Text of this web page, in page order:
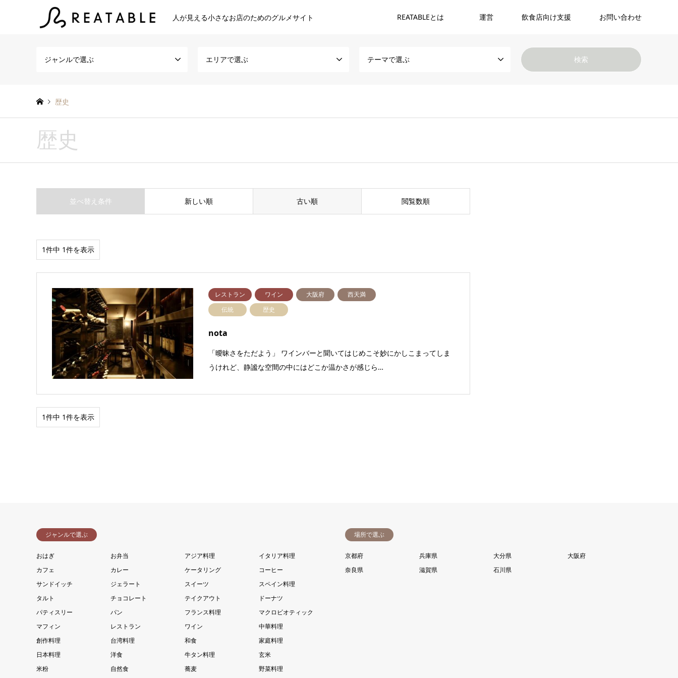
人が見える小さなお店のためのグルメサイト REATABLEとは 運営 飲食店向け支援 お問い合わせ
ジャンルで選ぶ エリアで選ぶ テーマで選ぶ
歴史
歴史
並べ替え条件 新しい順 古い順 閲覧数順
1件中 1件を表示
レストラン ワイン 大阪府
西天満
伝統
歴史
nota
「曖昧さをただよう」 ワインバーと聞いてはじめこそ妙にかしこまってしま
うけれど、静謐な空間の中にはどこか温かさが感じら…
1件中 1件を表示
ジャンルで選ぶ
おはぎ お弁当 アジア料理
イタリア料理
カフェ
カレー ケータリング
コーヒー
サンドイッチ
ジェラート スイーツ
スペイン料理
タルト
チョコレート テイクアウト
ドーナツ
パティスリー
パン フランス料理
マクロビオティック
マフィン
レストラン ワイン
中華料理
創作料理
台湾料理 和食
家庭料理
日本料理
洋食 牛タン料理
玄米
米粉
自然食 蕎麦 野菜料理
場所で選ぶ
京都府 兵庫県 大分県
大阪府
奈良県
滋賀県 石川県